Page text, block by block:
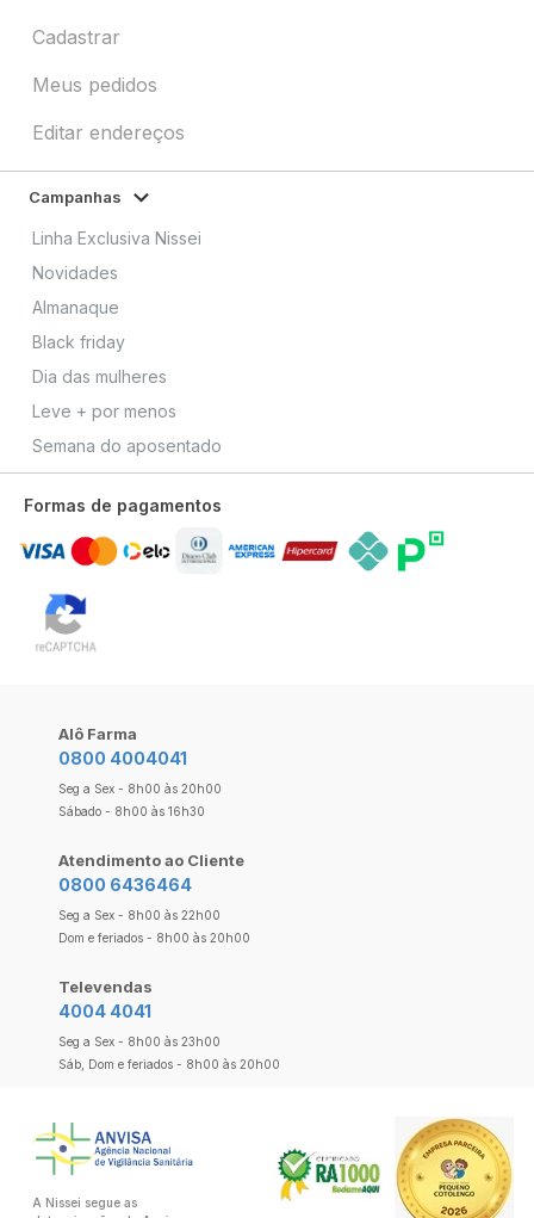
Cadastrar
Meus pedidos
Editar endereços
Campanhas
Linha Exclusiva Nissei
Novidades
Almanaque
Black friday
Dia das mulheres
Leve + por menos
Semana do aposentado
Formas de pagamentos
Alô Farma
0800 4004041
Seg a Sex - 8h00 às 20h00
Sábado - 8h00 às 16h30
Atendimento ao Cliente
0800 6436464
Seg a Sex - 8h00 às 22h00
Dom e feriados - 8h00 às 20h00
Televendas
4004 4041
Seg a Sex - 8h00 às 23h00
Sáb, Dom e feriados - 8h00 às 20h00
A Nissei segue as